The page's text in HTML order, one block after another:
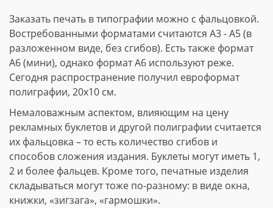
Заказать печать в типографии можно с фальцовкой.
Востребованными форматами считаются А3 - А5 (в
разложенном виде, без сгибов). Есть также формат
А6 (мини), однако формат А6 используют реже.
Сегодня распространение получил евроформат
полиграфии, 20х10 см.
Немаловажным аспектом, влияющим на цену
рекламных буклетов и другой полиграфии считается
их фальцовка – то есть количество сгибов и
способов сложения издания. Буклеты могут иметь 1,
2 и более фальцев. Кроме того, печатные изделия
складываться могут тоже по-разному: в виде окна,
книжки, «зигзага», «гармошки».